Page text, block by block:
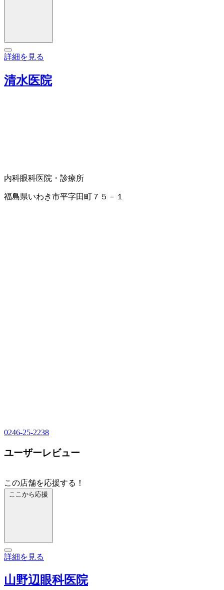
詳細を見る
清水医院
内科眼科医院・診療所
福島県いわき市平字田町７５－１
0246-25-2238
ユーザーレビュー
この店舗を応援する！
ここから応援
詳細を見る
山野辺眼科医院